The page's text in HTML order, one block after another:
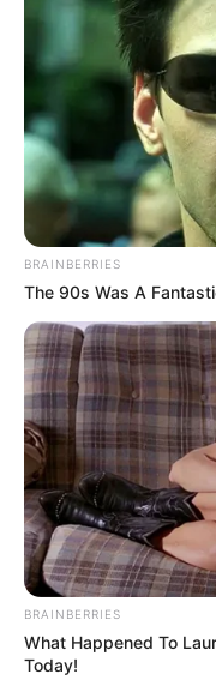
BRAINBERRIES
The 90s Was A
BRAINBERRIES
What Happened To
Today!